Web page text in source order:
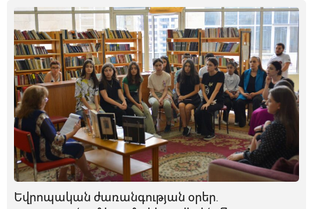
Եվրոպական ժառանգության օրեր.